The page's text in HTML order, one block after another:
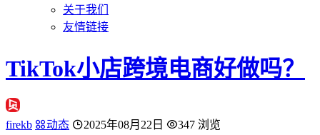
关于我们
友情链接
TikTok小店跨境电商好做吗？
firekb 动态 2025年08月22日
347 浏览